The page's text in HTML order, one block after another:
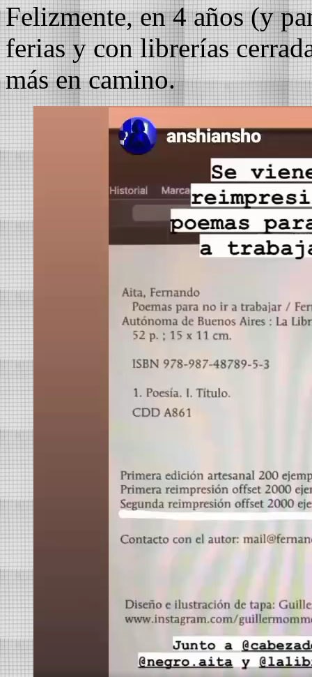
Felizmente, en 4 años (y
ferias y con librerías
más en camino.